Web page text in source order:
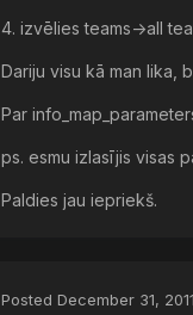
4. izvēlies teams->all
Dariju visu kā man lika,
Par
ps. esmu izlasījis visas
Paldies jau iepriekš.
Posted December 31, 2011